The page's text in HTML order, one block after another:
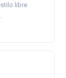
libre